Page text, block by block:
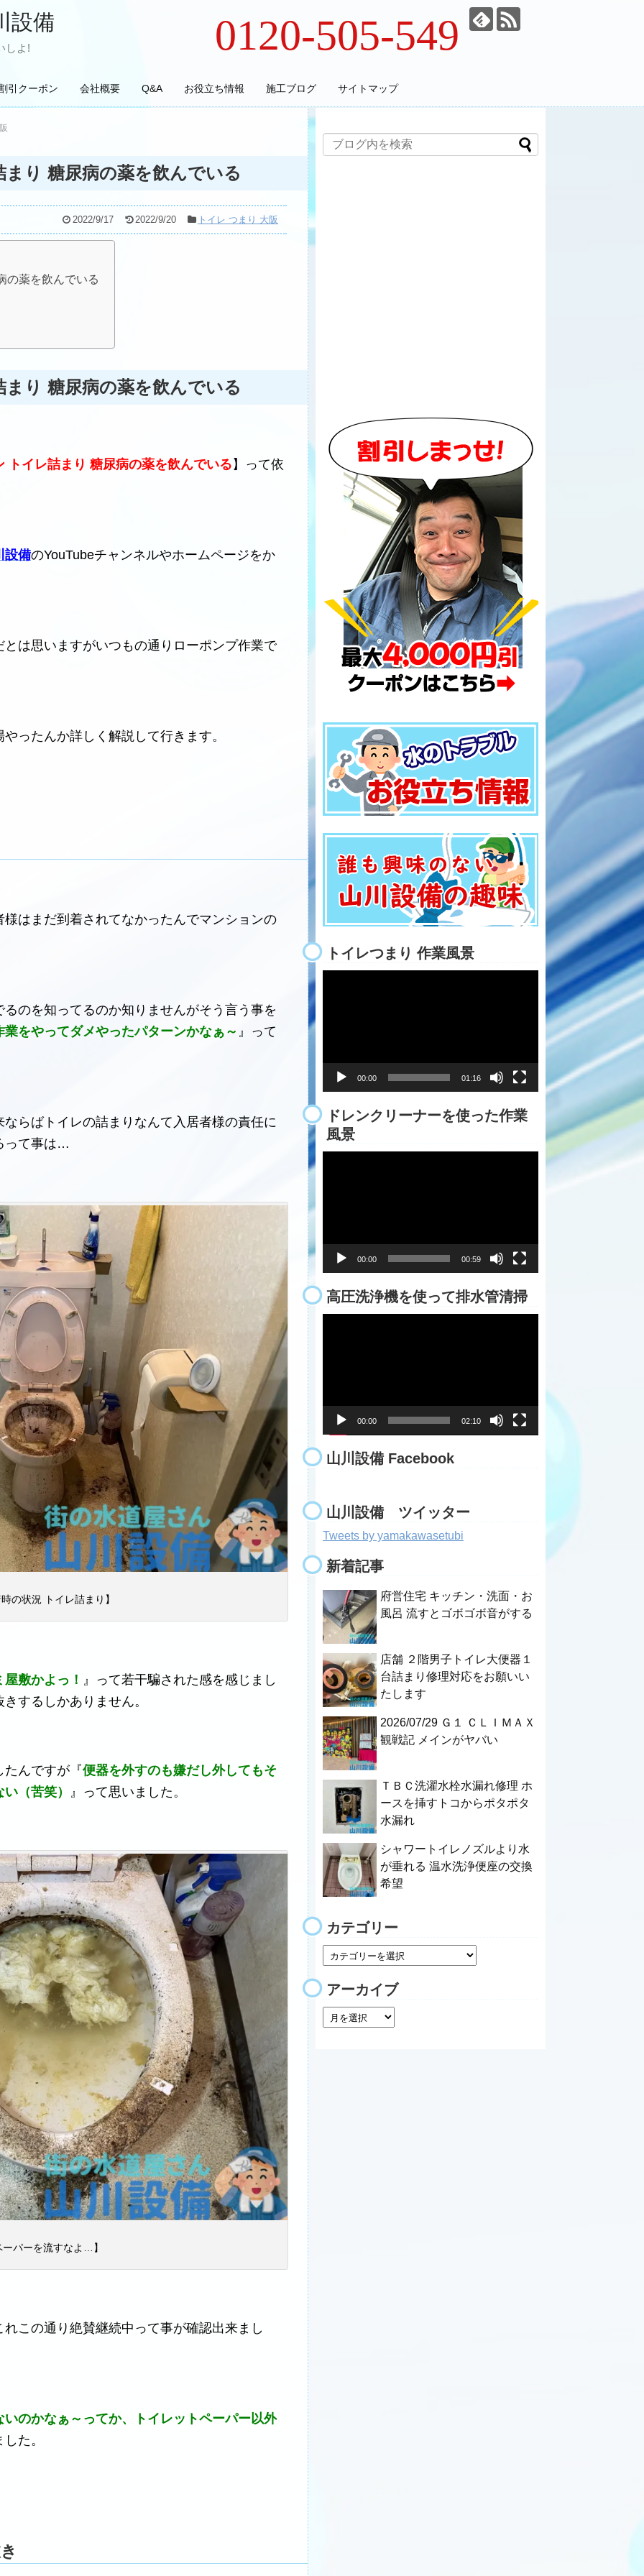
設備
しよ! 0120-505-549
引クーポン 会社概要 Q&A お役立ち情報 施工ブログ サイトマップ
り 糖尿病の薬を飲んでいる
2022/9/17 2022/9/20 トイレ つまり 大阪
の薬を飲んでいる
り 糖尿病の薬を飲んでいる
トイレ詰まり 糖尿病の薬を飲んでいる】って依
設備のYouTubeチャンネルやホームページをか
は思いますがいつもの通りローポンプ作業で
ったんか詳しく解説して行きます。
はまだ到着されてなかったんでマンションの
のを知ってるのか知りませんがそう言う事を
業をやってダメやったパターンかなぁ～ 』って
らばトイレの詰まりなんて入居者様の責任に
って事は…
の状況 トイレ詰まり】
敷かよっ！ 』って若干騙された感を感じまし
するしかありません。
んですが『便器を外すのも嫌だし外してもそ
（苦笑）
』って思いました。
ーパーを流すなよ…】
この通り絶賛継続中って事が確認出来まし
のかなぁ～ってか、トイレットペーパー以外
た。
トイレつまり 作業風景
ー
00:00 01:16
ドレンクリーナーを使った作業
風景
ー
00:00 00:59
高圧洗浄機を使って排水管清掃
00:00 02:10
山川設備 Facebook
山川設備 ツイッター
Tweets by yamakawasetubi
新着記事
府営住宅 キッチン・洗面・お
風呂 流すとゴボゴボ音がする
店舗 ２階男子トイレ大便器１
台詰まり修理対応をお願いい
たします
2026/07/29 Ｇ１ ＣＬＩＭＡＸ
観戦記 メインがヤバい
ＴＢＣ洗濯水栓水漏れ修理 ホ
ースを挿すトコからポタポタ
水漏れ
シャワートイレノズルより水
が垂れる 温水洗浄便座の交換
希望
カテゴリー
アーカイブ